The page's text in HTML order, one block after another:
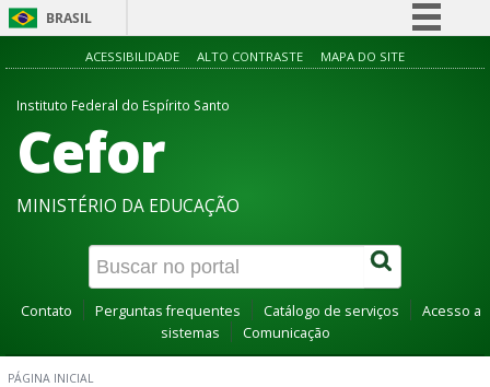
BRASIL
Simplifique!
ACESSIBILIDADE ALTO CONTRASTE MAPA DO SITE
Instituto Federal do Espírito Santo
Cefor
MINISTÉRIO DA EDUCAÇÃO
Contato Perguntas frequentes Catálogo de serviços
Acesso a
sistemas
Comunicação
PÁGINA INICIAL